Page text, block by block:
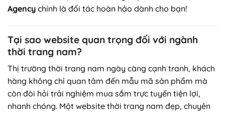
Agency chính là đối tác hoàn hảo dành cho bạn!
Tại sao website quan trọng đối với ngành
thời trang nam?
Thị trường thời trang nam ngày càng cạnh tranh, khách
hàng không chỉ quan tâm đến mẫu mã sản phẩm mà
còn đòi hỏi trải nghiệm mua sắm trực tuyến tiện lợi,
nhanh chóng. Một website thời trang nam đẹp, chuyên